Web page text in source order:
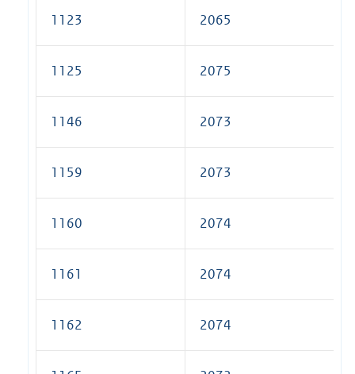
1123 2065
1125 2075
1146 2073
1159 2073
1160 2074
1161 2074
1162 2074